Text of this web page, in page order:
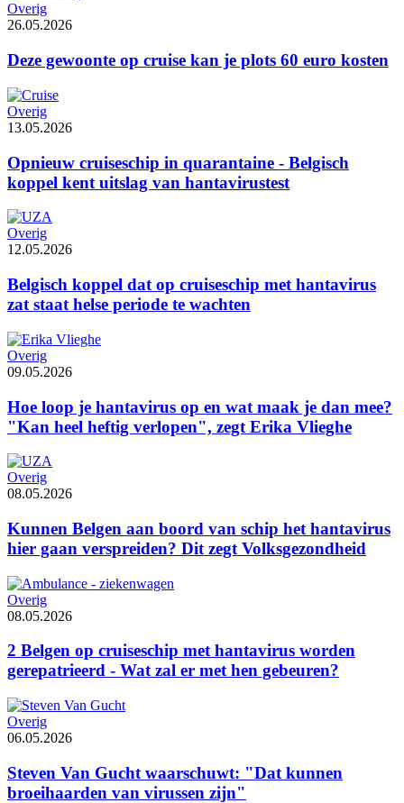
Overig
26.05.2026
Deze gewoonte op cruise kan je plots 60 euro kosten
Overig
13.05.2026
Opnieuw cruiseschip in quarantaine - Belgisch
koppel kent uitslag van hantavirustest
Overig
12.05.2026
Belgisch koppel dat op cruiseschip met hantavirus
zat staat helse periode te wachten
Overig
09.05.2026
Hoe loop je hantavirus op en wat maak je dan mee?
"Kan heel heftig verlopen", zegt Erika Vlieghe
Overig
08.05.2026
Kunnen Belgen aan boord van schip het hantavirus
hier gaan verspreiden? Dit zegt Volksgezondheid
Overig
08.05.2026
2 Belgen op cruiseschip met hantavirus worden
gerepatrieerd - Wat zal er met hen gebeuren?
Overig
06.05.2026
Steven Van Gucht waarschuwt: "Dat kunnen
broeihaarden van virussen zijn"